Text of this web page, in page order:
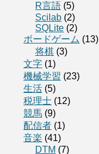
R言語 (5)
Scilab (2)
SQLite (2)
ボードゲーム (13)
将棋 (3)
文字 (1)
機械学習 (23)
生活 (5)
税理士 (12)
競馬 (9)
配信者 (1)
音楽 (41)
DTM (7)